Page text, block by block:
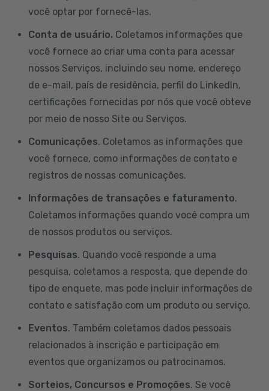
você optar por fornecê-las.
Conta de usuário. Coletamos informações que
você fornece ao criar uma conta para acessar
nossos Serviços, incluindo seu nome, endereço
de e-mail, país de residência, perfil do LinkedIn,
certificações fornecidas por nós que você obteve
por meio de nosso Site ou Serviços.
Comunicações. Coletamos as informações que
você fornece, como informações de contato e
registros de nossas comunicações.
Informações de transações e faturamento.
Coletamos informações quando você compra um
de nossos produtos ou serviços.
Pesquisas. Quando você responde a uma
pesquisa, coletamos a resposta, que depende do
tipo de enquete, mas pode incluir informações de
contato e satisfação com um produto ou serviço.
Eventos. Também coletamos dados pessoais
relacionados à inscrição e participação em
eventos que organizamos ou patrocinamos.
Sorteios, Concursos e Promoções. Se você